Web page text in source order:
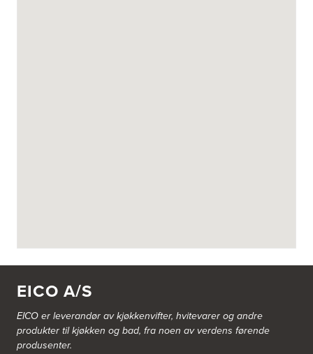
EICO A/S
EICO er leverandør av kjøkkenvifter, hvitevarer og andre
produkter til kjøkken og bad, fra noen av verdens førende
produsenter.